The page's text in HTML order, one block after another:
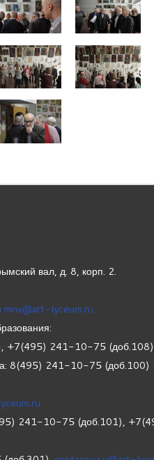
вал, д. 8, корп. 2.
mnv@art-lyceum.ru
+7(495) 241-10-75 (доб.108)
8(495) 241-10-75 (доб.100)
241-10-75 (доб.101),